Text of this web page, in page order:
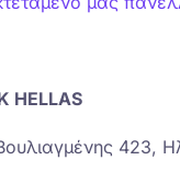
HELLAS
423,